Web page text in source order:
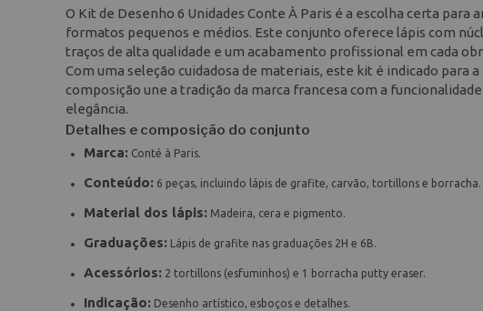
O Kit de Desenho 6 Unidades Conte À Paris é a escolha certa
formatos pequenos e médios. Este conjunto oferece lápis com
traços de alta qualidade e um acabamento profissional em cada
Com uma seleção cuidadosa de materiais, este kit é indicado para
composição une a tradição da marca francesa com a
elegância.
Detalhes e composição do conjunto
Marca: Conté à Paris.
Conteúdo: 6 peças, incluindo lápis de grafite, carvão, tortillons e borracha.
Material dos lápis: Madeira, cera e pigmento.
Graduações: Lápis de grafite nas graduações 2H e 6B.
Acessórios: 2 tortillons (esfuminhos) e 1 borracha putty eraser.
Indicação: Desenho artístico, esboços e detalhes.